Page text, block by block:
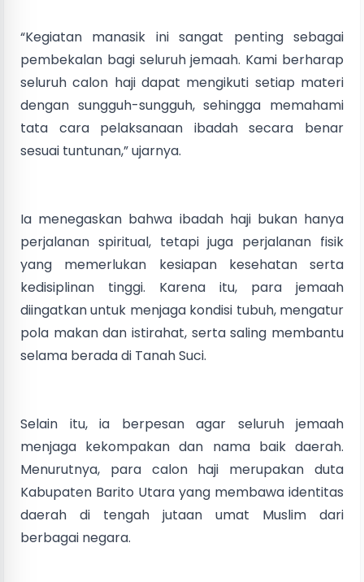
“Kegiatan manasik ini sangat penting sebagai
pembekalan bagi seluruh jemaah. Kami berharap
seluruh calon haji dapat mengikuti setiap materi
dengan sungguh-sungguh, sehingga memahami
tata cara pelaksanaan ibadah secara benar
sesuai tuntunan,” ujarnya.
Ia menegaskan bahwa ibadah haji bukan hanya
perjalanan spiritual, tetapi juga perjalanan fisik
yang memerlukan kesiapan kesehatan serta
kedisiplinan tinggi. Karena itu, para jemaah
diingatkan untuk menjaga kondisi tubuh, mengatur
pola makan dan istirahat, serta saling membantu
selama berada di Tanah Suci.
Selain itu, ia berpesan agar seluruh jemaah
menjaga kekompakan dan nama baik daerah.
Menurutnya, para calon haji merupakan duta
Kabupaten Barito Utara yang membawa identitas
daerah di tengah jutaan umat Muslim dari
berbagai negara.